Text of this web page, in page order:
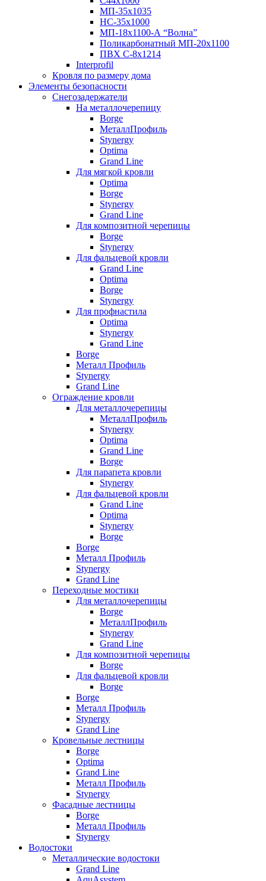
МП-35х1035
НС-35х1000
МП-18х1100-А “Волна”
Поликарбонатный МП-20х1100
ПВХ С-8х1214
Interprofil
Кровля по размеру дома
Элементы безопасности
Снегозадержатели
На металлочерепицу
Borge
МеталлПрофиль
Stynergy
Optima
Grand Line
Для мягкой кровли
Optima
Borge
Stynergy
Grand Line
Для композитной черепицы
Borge
Stynergy
Для фальцевой кровли
Grand Line
Optima
Borge
Stynergy
Для профнастила
Optima
Stynergy
Grand Line
Borge
Металл Профиль
Stynergy
Grand Line
Ограждение кровли
Для металлочерепицы
МеталлПрофиль
Stynergy
Optima
Grand Line
Borge
Для парапета кровли
Stynergy
Для фальцевой кровли
Grand Line
Optima
Stynergy
Borge
Borge
Металл Профиль
Stynergy
Grand Line
Переходные мостики
Для металлочерепицы
Borge
МеталлПрофиль
Stynergy
Grand Line
Для композитной черепицы
Borge
Для фальцевой кровли
Borge
Borge
Металл Профиль
Stynergy
Grand Line
Кровельные лестницы
Borge
Optima
Grand Line
Металл Профиль
Stynergy
Фасадные лестницы
Borge
Металл Профиль
Stynergy
Водостоки
Металлические водостоки
Grand Line